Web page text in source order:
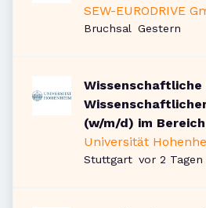
SEW-EURODRIVE
Bruchsal Veröffentlicht
Gestern
(w/m/d) im
Universität
Stuttgart Veröffentlicht
vor 2 Tagen